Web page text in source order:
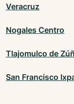
Veracruz
Nogales Centro
Tlajomulco de
San Francisco